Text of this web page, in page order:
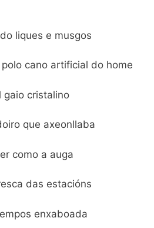
liques e musgos
cano artificial do home
gaio cristalino
que axeonllaba
como a auga
das estacións
enxaboada